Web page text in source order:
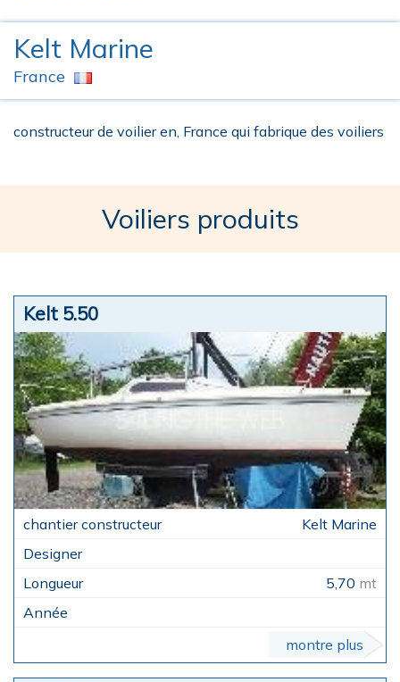
Kelt Marine
France
constructeur de voilier en, France qui fabrique des voiliers
Voiliers produits
Kelt 5.50
Kelt Marine
5,70 mt
montre plus